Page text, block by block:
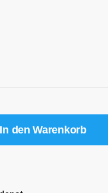
In den Warenkorb